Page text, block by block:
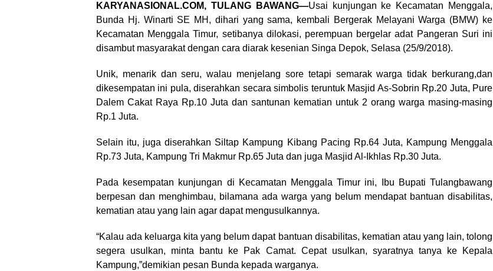
KARYANASIONAL.COM, TULANG BAWANG—Usai kunjungan ke Kecamatan Menggala,
Bunda Hj. Winarti SE MH, dihari yang sama, kembali Bergerak Melayani Warga (BMW) ke
Kecamatan Menggala Timur, setibanya dilokasi, perempuan bergelar adat Pangeran Suri ini
disambut masyarakat dengan cara diarak kesenian Singa Depok, Selasa (25/9/2018).
Unik, menarik dan seru, walau menjelang sore tetapi semarak warga tidak berkurang,dan
dikesempatan ini pula, diserahkan secara simbolis teruntuk Masjid As-Sobrin Rp.20 Juta, Pure
Dalem Cakat Raya Rp.10 Juta dan santunan kematian untuk 2 orang warga masing-masing
Rp.1 Juta.
Selain itu, juga diserahkan Siltap Kampung Kibang Pacing Rp.64 Juta, Kampung Menggala
Rp.73 Juta, Kampung Tri Makmur Rp.65 Juta dan juga Masjid Al-Ikhlas Rp.30 Juta.
Pada kesempatan kunjungan di Kecamatan Menggala Timur ini, Ibu Bupati Tulangbawang
berpesan dan menghimbau, bilamana ada warga yang belum mendapat bantuan disabilitas,
kematian atau yang lain agar dapat mengusulkannya.
“Kalau ada keluarga kita yang belum dapat bantuan disabilitas, kematian atau yang lain, tolong
segera usulkan, minta bantu ke Pak Camat. Cepat usulkan, syaratnya tanya ke Kepala
Kampung,”demikian pesan Bunda kepada warganya.